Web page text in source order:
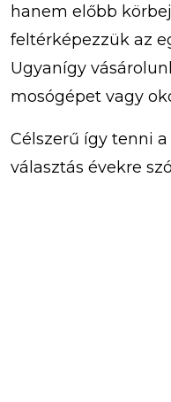
hanem előbb
feltérképezzük az
Ugyanígy
mosógépet vagy
Célszerű így tenni
választás évekre